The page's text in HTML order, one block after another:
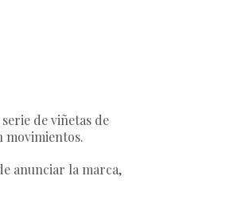
de viñetas de
movimientos.
anunciar la marca,